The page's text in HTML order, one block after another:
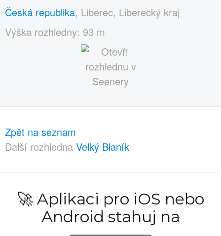
Česká republika, Liberec, Liberecký kraj
Výška rozhledny: 93 m
Zpět na seznam
Další rozhledna Velký Blaník
🚀 Aplikaci pro iOS nebo
Android stahuj na